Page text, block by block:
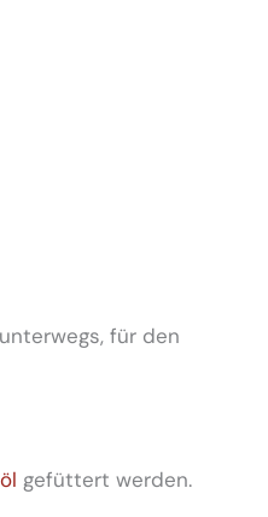
für den
gefüttert werden.